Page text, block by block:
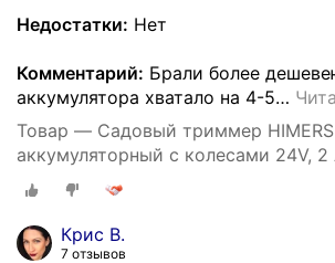
Недостатки: Нет
Комментарий: Брали более
аккумулятора хватало на 4-5…
Товар — Садовый триммер HIMERS
аккумуляторный с колесами 24V,
1800вт, 18000 об/мин колеса
Крис В.
7 отзывов